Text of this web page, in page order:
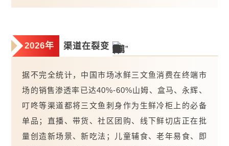
2026年 渠道在裂变
据不完全统计，中国市场冰鲜三文鱼消费在终端市
场的销售渗透率已达40%-60%山姆、盒马、永辉、
叮咚等渠道都将三文鱼刺身作为生鲜冷柜上的必备
单品；直播、带货、社区团购、线下鲜切店正在批
量创造新场景、新吃法；儿童辅食、老年易食、即